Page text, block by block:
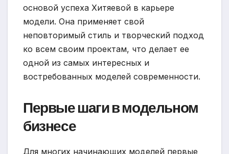
основой успеха Хитяевой в карьере
модели. Она применяет свой
неповторимый стиль и творческий подход
ко всем своим проектам, что делает ее
одной из самых интересных и
востребованных моделей современности.
Первые шаги в модельном
бизнесе
Для многих начинающих моделей первые